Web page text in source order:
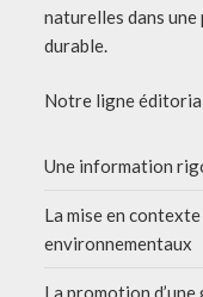
naturelles dans
durable.
Notre ligne
Une information
La mise en
environnementaux
La promotion